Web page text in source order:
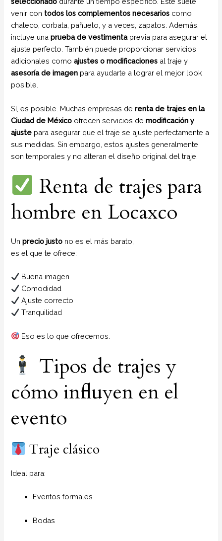
venir con todos los complementos necesarios como
chaleco, corbata, pañuelo, y a veces, zapatos. Además,
incluye unaprueba de vestimentaprevia para asegurar el
ajuste perfecto. También puede proporcionar servicios
adicionales comoajustes o modificaciones al traje y
asesoría de imagen para ayudarte a lograr el mejor look
posible.
Sí, es posible. Muchas empresas derenta de trajes en la
Ciudad de México ofrecen servicios demodificación y
ajuste para asegurar que el traje se ajuste perfectamente a
sus medidas. Sin embargo, estos ajustes generalmente
son temporales y no alteran el diseño original del traje.
Renta de trajes para
hombre en Locaxco
Unprecio justo no es el más barato,
es el que te ofrece:
Buena imagen
Comodidad
Ajuste correcto
Tranquilidad
Eso es lo que ofrecemos.
Tipos de trajes y
cómo influyen en el
evento
Traje clásico
Ideal para:
Eventos formales
Bodas